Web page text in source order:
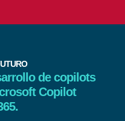
de copilots
Copilot